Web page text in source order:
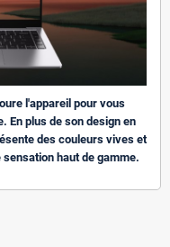
l'appareil pour vous
En plus de son design en
des couleurs vives et
haut de gamme.